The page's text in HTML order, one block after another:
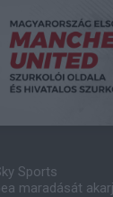
Sports
maradását